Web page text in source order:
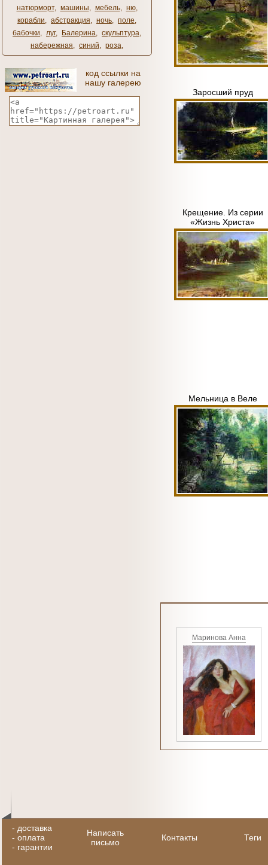
натюрморт, машины, мебель, ню,
корабли, абстракция, ночь, поле,
бабочки, луг, Балерина, скульптура,
набережная, синий, роза,
код ссылки на
нашу галерею
Заросший пруд
Крещение. Из серии
«Жизнь Христа»
Мельница в Веле
Маринова Анна
- доставка
- оплата
- гарантии
Написать
письмо
Контакты Теги